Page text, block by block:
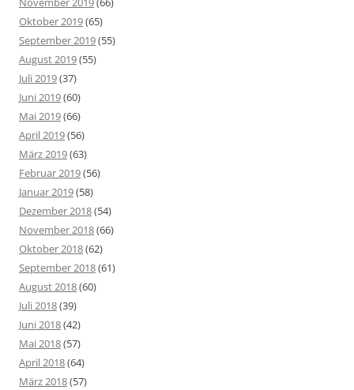
Oktober 2019(65)
September 2019(55)
August 2019(55)
Juli 2019(37)
Juni 2019(60)
Mai 2019(66)
April 2019(56)
März 2019(63)
Februar 2019(56)
Januar 2019(58)
Dezember 2018(54)
November 2018(66)
Oktober 2018(62)
September 2018(61)
August 2018(60)
Juli 2018(39)
Juni 2018(42)
Mai 2018(57)
April 2018(64)
März 2018(57)